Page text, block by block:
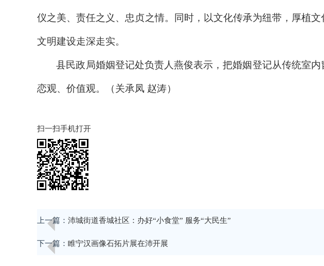
仪之美、责任之义、忠贞之情。同时，以文化传承为纽带，厚植
文明建设走深走实。
县民政局婚姻登记处负责人燕俊表示，把婚姻登记从传统室
恋观、价值观。（关承凤 赵涛）
扫一扫手机打开
上一篇： 沛城街道香城社区：办好“小食堂” 服务“大民生”
下一篇： 睢宁汉画像石拓片展在沛开展